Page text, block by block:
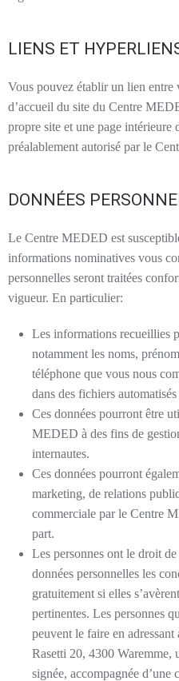
LIENS ET
Vous pouvez établir un lien entre
d’accueil du site du Centre
propre site et une page intérieure
préalablement autorisé par le
DONNÉES
Le Centre MEDED est
informations nominatives vous
personnelles seront traitées
vigueur. En particulier:
Les informations recueillies
notamment les noms,
téléphone que vous nous
dans des fichiers
Ces données pourront être
MEDED à des fins de
internautes.
Ces données pourront
marketing, de relations
commerciale par le Centre
part.
Les personnes ont le droit
données personnelles les
gratuitement si elles
pertinentes. Les personnes
peuvent le faire en
Rasetti 20, 4300 Waremme,
signée, accompagnée d’une